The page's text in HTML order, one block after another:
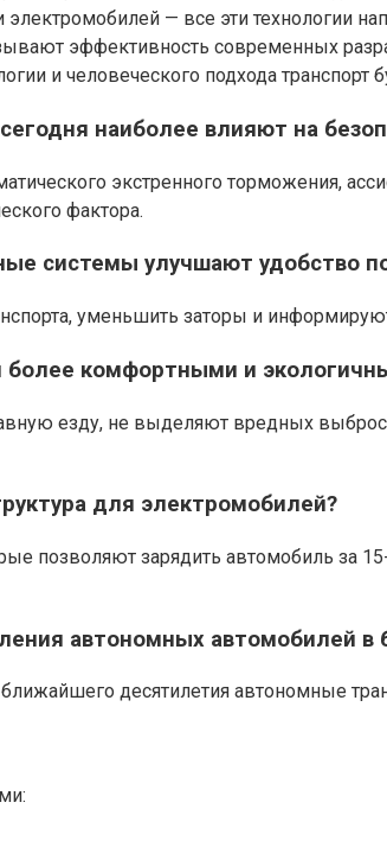
— все эти технологии
эффективность современных
и человеческого подхода транспорт
наиболее влияют на
экстренного торможения,
фактора.
системы улучшают удобство
уменьшить заторы и
более комфортными и
езду, не выделяют вредных
для электромобилей?
позволяют зарядить автомобиль за
автономных автомобилей
десятилетия автономные